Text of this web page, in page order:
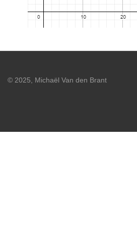
© 2025, Michaël Van den Brant